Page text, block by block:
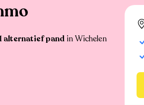
1 alternatief pand in Wichelen